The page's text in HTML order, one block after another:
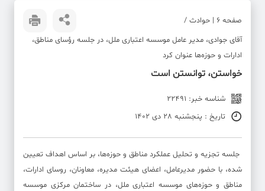
صفحه ۶ | حوادث /
آقای جوادی، مدیر عامل موسسه اعتباری ملل، در جلسه رؤسای مناطق،
ادارات و حوزه‌ها عنوان کرد
خواستن، توانستن است
شناسه خبر: 22491
تاریخ : پنجشنبه 28 دی 1402
جلسه تجزیه و تحلیل عملکرد مناطق و حوزه‌ها، بر اساس اهداف تعیین
شده، با حضور مدیرعامل، اعضای هیئت مدیره، معاونان، روسای ادارات،
مناطق و حوزه‌های موسسه اعتباری ملل، در ساختمان مرکزی موسسه